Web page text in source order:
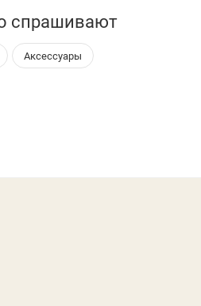
спрашивают
Аксессуары